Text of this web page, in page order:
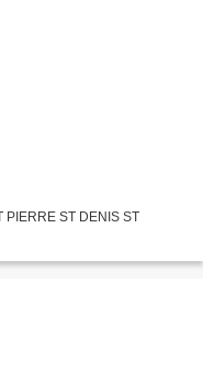
PIERRE ST DENIS ST